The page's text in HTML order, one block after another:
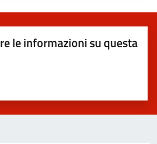
le informazioni su questa
stelle su 5
su 5
5